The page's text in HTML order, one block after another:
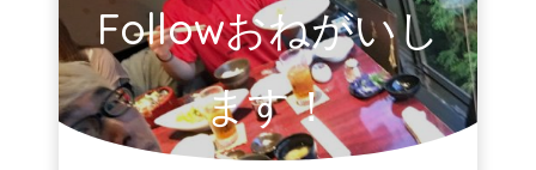
Followおねがいし
ます！